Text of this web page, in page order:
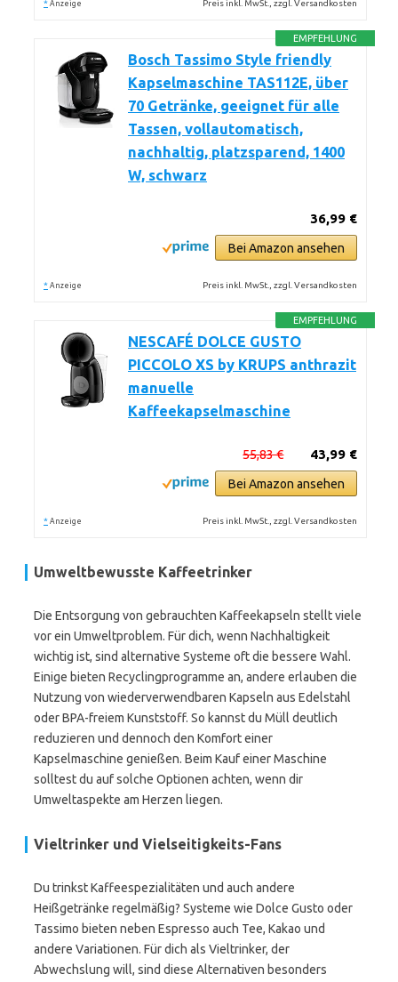
* Anzeige Preis inkl. MwSt., zzgl. Versandkosten
EMPFEHLUNG
Bosch Tassimo Style friendly
Kapselmaschine TAS112E, über
70 Getränke, geeignet für alle
Tassen, vollautomatisch,
nachhaltig, platzsparend, 1400
W, schwarz
36,99 €
Bei Amazon ansehen
* Anzeige Preis inkl. MwSt., zzgl. Versandkosten
EMPFEHLUNG
NESCAFÉ DOLCE GUSTO
PICCOLO XS by KRUPS anthrazit
manuelle
Kaffeekapselmaschine
43,99 €
55,83 €
Bei Amazon ansehen
* Anzeige Preis inkl. MwSt., zzgl. Versandkosten
Umweltbewusste Kaffeetrinker
Die Entsorgung von gebrauchten Kaffeekapseln stellt viele
vor ein Umweltproblem. Für dich, wenn Nachhaltigkeit
wichtig ist, sind alternative Systeme oft die bessere Wahl.
Einige bieten Recyclingprogramme an, andere erlauben die
Nutzung von wiederverwendbaren Kapseln aus Edelstahl
oder BPA-freiem Kunststoff. So kannst du Müll deutlich
reduzieren und dennoch den Komfort einer
Kapselmaschine genießen. Beim Kauf einer Maschine
solltest du auf solche Optionen achten, wenn dir
Umweltaspekte am Herzen liegen.
Vieltrinker und Vielseitigkeits-Fans
Du trinkst Kaffeespezialitäten und auch andere
Heißgetränke regelmäßig? Systeme wie Dolce Gusto oder
Tassimo bieten neben Espresso auch Tee, Kakao und
andere Variationen. Für dich als Vieltrinker, der
Abwechslung will, sind diese Alternativen besonders